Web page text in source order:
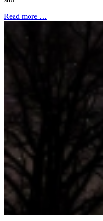
Read more …